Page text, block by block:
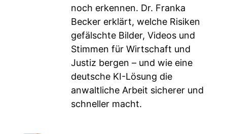
noch erkennen. Dr. Franka
Becker erklärt, welche Risiken
gefälschte Bilder, Videos und
Stimmen für Wirtschaft und
Justiz bergen – und wie eine
deutsche KI-Lösung die
anwaltliche Arbeit sicherer und
schneller macht.